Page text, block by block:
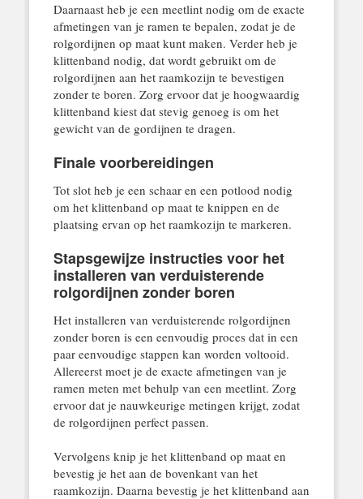
Daarnaast heb je een meetlint nodig om de exacte
afmetingen van je ramen te bepalen, zodat je de
rolgordijnen op maat kunt maken. Verder heb je
klittenband nodig, dat wordt gebruikt om de
rolgordijnen aan het raamkozijn te bevestigen
zonder te boren. Zorg ervoor dat je hoogwaardig
klittenband kiest dat stevig genoeg is om het
gewicht van de gordijnen te dragen.
Finale voorbereidingen
Tot slot heb je een schaar en een potlood nodig
om het klittenband op maat te knippen en de
plaatsing ervan op het raamkozijn te markeren.
Stapsgewijze instructies voor het
installeren van verduisterende
rolgordijnen zonder boren
Het installeren van verduisterende rolgordijnen
zonder boren is een eenvoudig proces dat in een
paar eenvoudige stappen kan worden voltooid.
Allereerst moet je de exacte afmetingen van je
ramen meten met behulp van een meetlint. Zorg
ervoor dat je nauwkeurige metingen krijgt, zodat
de rolgordijnen perfect passen.
Vervolgens knip je het klittenband op maat en
bevestig je het aan de bovenkant van het
raamkozijn. Daarna bevestig je het klittenband aan